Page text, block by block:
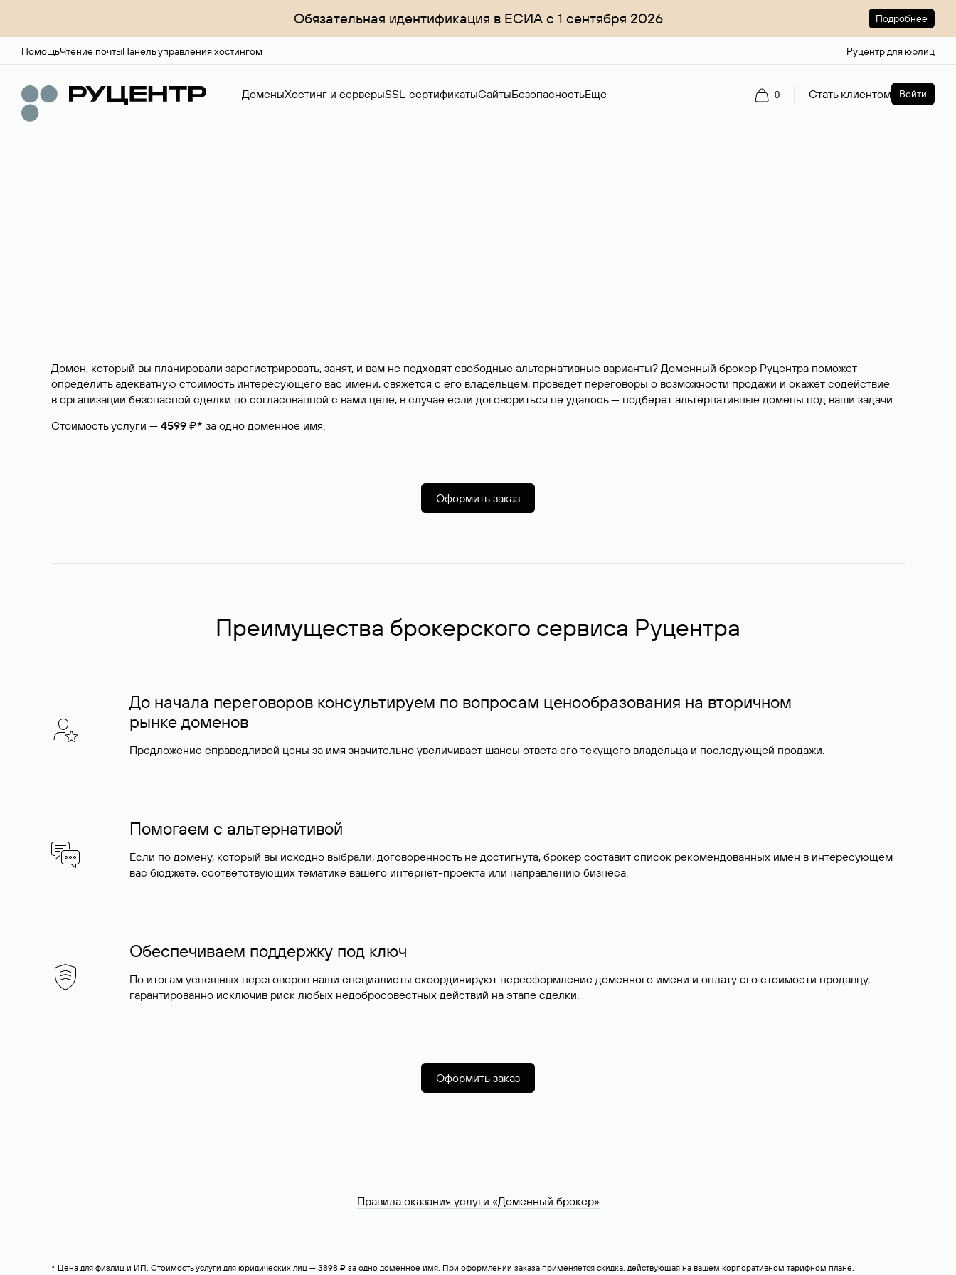
Обязательная идентификация в ЕСИА с 1 сентября 2026 Подробнее
ПомощьЧтение почтыПанель управления хостингом Руцентр для юрлиц
ДоменыХостинг и серверыSSL-сертификатыСайтыБезопасностьЕще 0 Стать клиентом Войти
Домен, который вы планировали зарегистрировать, занят, и вам не подходят свободные альтернативные варианты? Доменный брокер Руцентра поможет
определить адекватную стоимость интересующего вас имени, свяжется с его владельцем, проведет переговоры о возможности продажи и окажет содействие
в организации безопасной сделки по согласованной с вами цене, в случае если договориться не удалось — подберет альтернативные домены под ваши задачи.
Стоимость услуги — 4599 ₽* за одно доменное имя.
Оформить заказ
Преимущества брокерского сервиса Руцентра
До начала переговоров консультируем по вопросам ценообразования на вторичном
рынке доменов
Предложение справедливой цены за имя значительно увеличивает шансы ответа его текущего владельца и последующей продажи.
Помогаем с альтернативой
Если по домену, который вы исходно выбрали, договоренность не достигнута, брокер составит список рекомендованных имен в интересующем
вас бюджете, соответствующих тематике вашего интернет-проекта или направлению бизнеса.
Обеспечиваем поддержку под ключ
По итогам успешных переговоров наши специалисты скоординируют переоформление доменного имени и оплату его стоимости продавцу,
гарантированно исключив риск любых недобросовестных действий на этапе сделки.
Оформить заказ
Правила оказания услуги «Доменный брокер»
* Цена для физлиц и ИП. Стоимость услуги для юридических лиц — 3898 ₽ за одно доменное имя. При оформлении заказа применяется скидка, действующая на вашем корпоративном тарифном плане.